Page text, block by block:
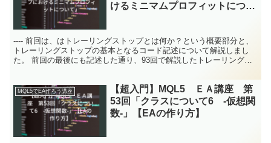
けるミニマムプロフィットについ
---- 前回は、はトレーリングストップとは何か？という概要部分と、
トレーリングストップの基本となるコード記述について解説しまし
た。 前回の最後にも記述した通り、93回で解説したトレーリングス
MQL5でEA作ろう講座
【超入門】MQL5 ＥＡ講座 第
53回「クラスについて6 -仮想関
数-」【EAの作り方】